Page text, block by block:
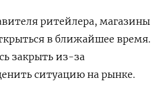
ритейлера, магазины
в ближайшее время.
закрыть из-за
ситуацию на рынке.